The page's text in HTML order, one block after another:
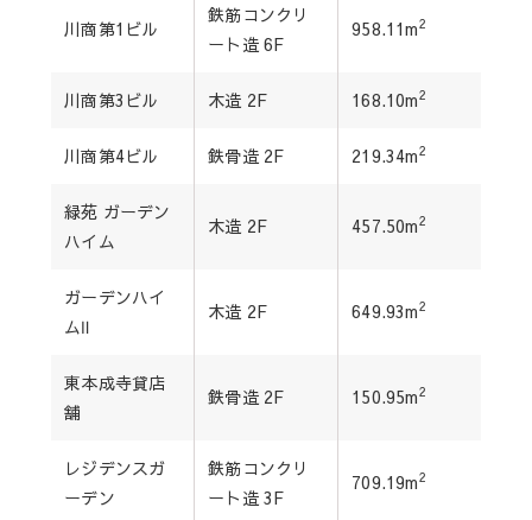
川商第1ビル
鉄筋コンクリ
ート造 6F
958.11m2
川商第3ビル 木造 2F 168.10m2
川商第4ビル 鉄骨造 2F 219.34m2
緑苑 ガーデン
ハイム
木造 2F 457.50m2
ガーデンハイ
ムⅡ
木造 2F 649.93m2
東本成寺貸店
舗
鉄骨造 2F 150.95m2
レジデンスガ
ーデン
鉄筋コンクリ
ート造 3F
709.19m2